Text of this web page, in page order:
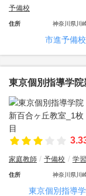
予備校
住所 神奈川県川
市進予備
東京個別指導学
家庭教師 予備校 学
住所 神奈川県川
東京個別指導